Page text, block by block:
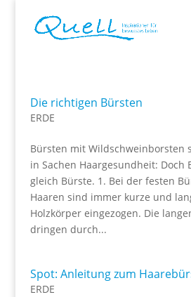
Die richtigen Bürsten
ERDE
Bürsten mit Wildschweinborsten
in Sachen Haargesundheit: Doch
gleich Bürste. 1. Bei der festen
Haaren sind immer kurze und
Holzkörper eingezogen. Die
dringen durch...
Spot: Anleitung zum
ERDE